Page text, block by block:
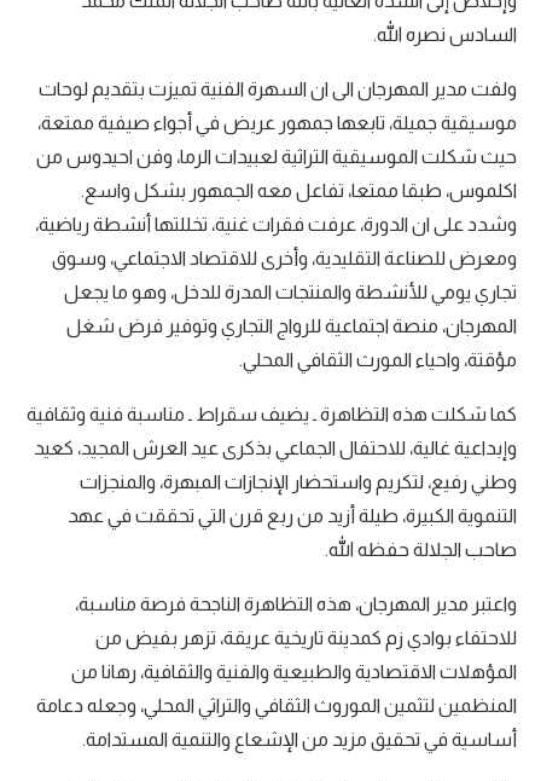
السادس نصره الله.
ولفت مدير المهرجان الى ان السهرة الفنية تميزت بتقديم لوحات
موسيقية جميلة، تابعها جمهور عريض في أجواء صيفية ممتعة،
حيث شكلت الموسيقية التراثية لعبيدات الرما، وفن احيدوس من
اكلموس، طبقا ممتعا، تفاعل معه الجمهور بشكل واسع.
وشدد على ان الدورة، عرفت فقرات غنية، تخللتها أنشطة رياضية،
ومعرض للصناعة التقليدية، وأخرى للاقتصاد الاجتماعي، وسوق
تجاري يومي للأنشطة والمنتجات المدرة للدخل، وهو ما يجعل
المهرجان، منصة اجتماعية للرواج التجاري وتوفير فرض شغل
مؤقتة، واحياء المورث الثقافي المحلي.
كما شكلت هذه التظاهرة ـ يضيف سقراط ـ مناسبة فنية وثقافية
وإبداعية غالية، للاحتفال الجماعي بذكرى عيد العرش المجيد، كعيد
وطني رفيع، لتكريم واستحضار الإنجازات المبهرة، والمنجزات
التنموية الكبيرة، طيلة أزيد من ربع قرن التي تحققت في عهد
صاحب الجلالة حفظه الله.
واعتبر مدير المهرجان، هذه التظاهرة الناجحة فرصة مناسبة،
للاحتفاء بوادي زم كمدينة تاريخية عريقة، تزهر بفيض من
المؤهلات الاقتصادية والطبيعية والفنية والثقافية، رهانا من
المنظمين لتثمين الموروث الثقافي والتراثي المحلي، وجعله دعامة
أساسية في تحقيق مزيد من الإشعاع والتنمية المستدامة.